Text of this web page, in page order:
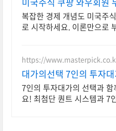
복잡한 경제 개념도 미국주
로 시작하세요. 이론만으로
https://
대가의선택 7인의 투자
함께하세요
7인의 투자대가의 선택과 함
요! 최첨단 퀀트 시스템과 7